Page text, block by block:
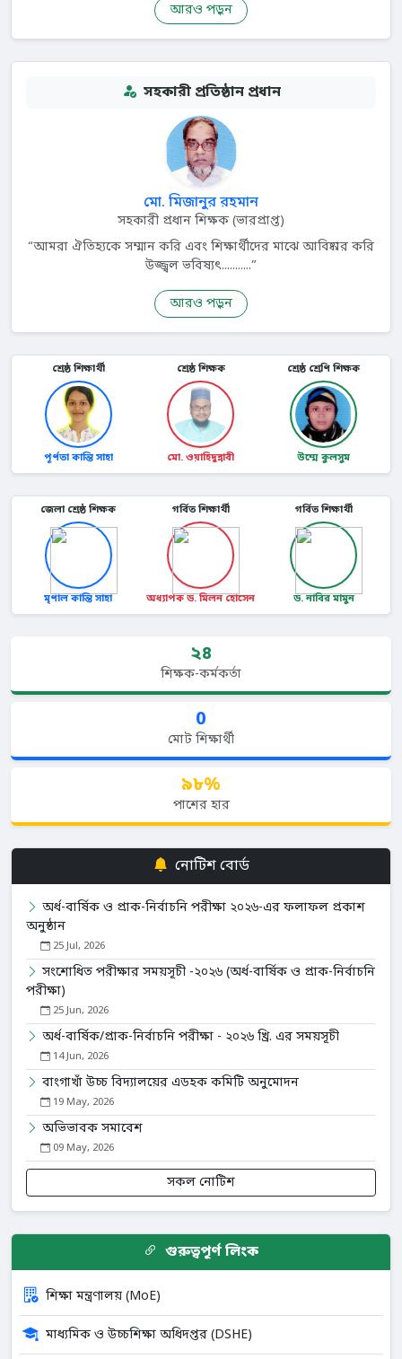
আরও পড়ুন
সহকারী প্রতিষ্ঠান প্রধান
মো. মিজানুর রহমান
সহকারী প্রধান শিক্ষক (ভারপ্রাপ্ত)
“আমরা ঐতিহ্যকে সম্মান করি এবং শিক্ষার্থীদের মাঝে আবিষ্কার করি
উজ্জ্বল ভবিষ্যৎ...........”
আরও পড়ুন
শ্রেষ্ঠ শিক্ষার্থী
পূর্ণতা কান্তি সাহা
শ্রেষ্ঠ শিক্ষক
মো. ওয়াহিদুন্নাবী
শ্রেষ্ঠ শ্রেণি শিক্ষক
উম্মে কুলসুম
জেলা শ্রেষ্ঠ শিক্ষক
মৃণাল কান্তি সাহা
গর্বিত শিক্ষার্থী
অধ্যাপক ড. মিলন হোসেন
গর্বিত শিক্ষার্থী
ড. নাবির মামুন
২৪
শিক্ষক-কর্মকর্তা
0
মোট শিক্ষার্থী
৯৮%
পাশের হার
নোটিশ বোর্ড
অর্ধ-বার্ষিক ও প্রাক-নির্বাচনি পরীক্ষা ২০২৬-এর ফলাফল প্রকাশ
অনুষ্ঠান
25 Jul, 2026
সংশোধিত পরীক্ষার সময়সূচী -২০২৬ (অর্ধ-বার্ষিক ও প্রাক-নির্বাচনি
পরীক্ষা)
25 Jun, 2026
অর্ধ-বার্ষিক/প্রাক-নির্বাচনি পরীক্ষা - ২০২৬ খ্রি. এর সময়সূচী
14 Jun, 2026
বাংগাখাঁ উচ্চ বিদ্যালয়ের এডহক কমিটি অনুমোদন
19 May, 2026
অভিভাবক সমাবেশ
09 May, 2026
সকল নোটিশ
গুরুত্বপূর্ণ লিংক
শিক্ষা মন্ত্রণালয় (MoE)
মাধ্যমিক ও উচ্চশিক্ষা অধিদপ্তর (DSHE)